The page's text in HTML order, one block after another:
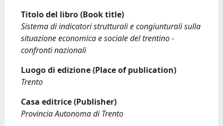
Titolo del libro (Book title)
Sistema di indicatori strutturali e congiunturali sulla
situazione economica e sociale del trentino -
confronti nazionali
Luogo di edizione (Place of publication)
Trento
Casa editrice (Publisher)
Provincia Autonoma di Trento